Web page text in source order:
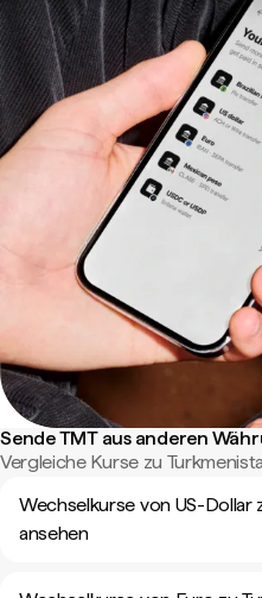
Sende TMT aus anderen
Vergleiche Kurse zu
Wechselkurse von US-Dollar
ansehen